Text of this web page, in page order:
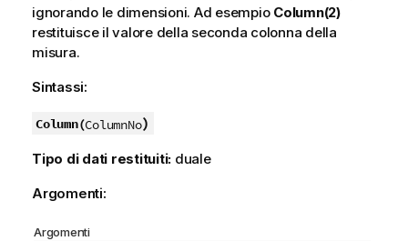
ignorando le dimensioni. Ad esempio Column(2)
restituisce il valore della seconda colonna della
misura.
Sintassi:
Column(ColumnNo)
Tipo di dati restituiti: duale
Argomenti:
Argomenti